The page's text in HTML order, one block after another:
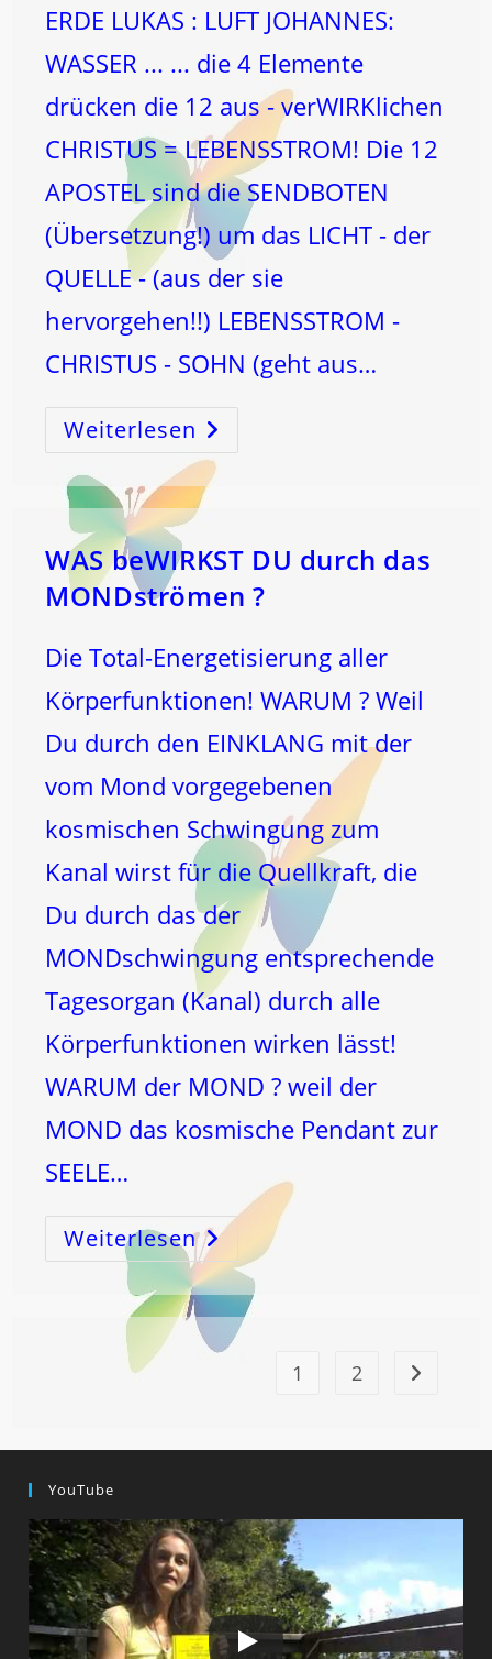
ERDE LUKAS : LUFT JOHANNES:
WASSER ... ... die 4 Elemente
drücken die 12 aus - verWIRKlichen
CHRISTUS = LEBENSSTROM! Die 12
APOSTEL sind die SENDBOTEN
(Übersetzung!) um das LICHT - der
QUELLE - (aus der sie
hervorgehen!!) LEBENSSTROM -
CHRISTUS - SOHN (geht aus…
Weiterlesen ELEMENTE
–
EVANGELIEN
WAS beWIRKST DU durch das
MONDströmen ?
Die Total-Energetisierung aller
Körperfunktionen! WARUM ? Weil
Du durch den EINKLANG mit der
vom Mond vorgegebenen
kosmischen Schwingung zum
Kanal wirst für die Quellkraft, die
Du durch das der
MONDschwingung entsprechende
Tagesorgan (Kanal) durch alle
Körperfunktionen wirken lässt!
WARUM der MOND ? weil der
MOND das kosmische Pendant zur
SEELE…
WeiterlesenWAS
BeWIRKST
DU
Durch
Das
MONDströmen
?
1 2 Zur
YouTube